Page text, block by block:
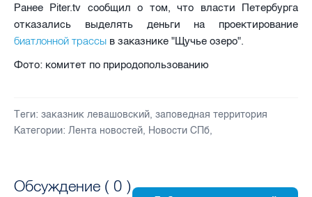
Ранее Piter.tv сообщил о том, что власти Петербурга
отказались выделять деньги на проектирование
биатлонной трассы в заказнике "Щучье озеро".
Фото: комитет по природопользованию
Теги: заказник левашовский, заповедная территория
Категории: Лента новостей, Новости СПб,
Обсуждение ( 0 )